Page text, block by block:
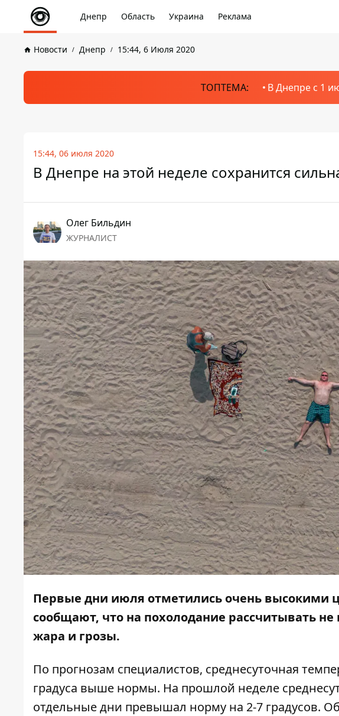
Днепр Область Украина Реклама
Новости Днепр 15:44, 6 Июля 2020
ТОПТЕМА: В Днепре с 1
15:44, 06 июля 2020
В Днепре на этой неделе сохранится
Олег Бильдин
ЖУРНАЛИСТ
Первые дни июля отметились очень высокими
сообщают, что на похолодание рассчитывать
жара и грозы.
По прогнозам специалистов, среднесуточная
градуса выше нормы. На прошлой неделе
отдельные дни превышал норму на 2-7 градусов.